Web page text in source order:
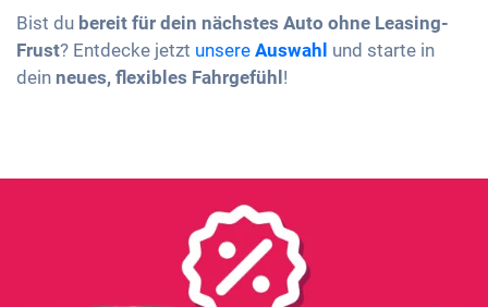
Bist du bereit für dein nächstes Auto ohne Leasing-
Frust? Entdecke jetzt unsere Auswahl und starte in
dein neues, flexibles Fahrgefühl !